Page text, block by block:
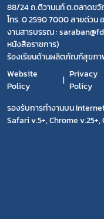
88/24 ถ.ติวานนท์ ต.ตลาดข
โทร. 0 2590 7000 สายด่วน
งานสารบรรณ :
หนังสือราชการ)
ร้องเรียนด้านผลิตภัณฑ์สุขภา
Website
Policy
Privacy
Policy
รองรับการทำงานบน
Safari v.5+, Chrome v.25+,